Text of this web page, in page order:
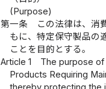
(Purpose)
第一条
この法律は、消
もに、特定保守製品の
ことを目的とする。
Article 1
The purpose
Products Requiring